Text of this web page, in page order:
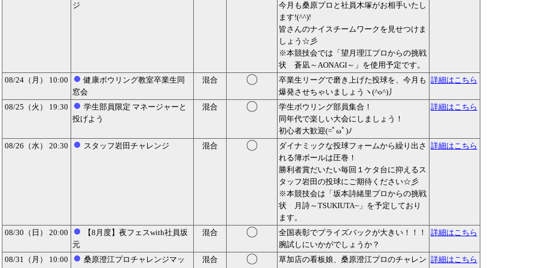
ジ
今月も桑原プロと社員木塚がお相手いたし
ます!(^^)!
皆さんのナイスチームワークを見せつけま
しょう☆彡
※本競技会では「望月理江プロからの挑戦
状 蒼凪～AONAGI～」を使用予定です。
08/24（月） 10:00
健康ボウリング教室卒業生同
窓会
混合 〇
卒業生リーグで磨き上げた投球を、今月も
爆発させちゃいましょうヽ(^o^)丿
詳細はこちら
08/25（火） 19:30
学生部員限定 マネージャーと
投げよう
混合 〇
学生ボウリング部員集合！
同年代で楽しい大会にしましょう！
初心者大歓迎(=ﾟωﾟ)ﾉ
詳細はこちら
08/26（水） 20:30 スタッフ岩田チャレンジ 混合 〇
ダイナミックな投球フォームから繰り出さ
れる簿ボールは圧巻！
勝利者賞だいたい毎回１ケタ台に抑えるス
タッフ岩田の投球にご期待ください☆彡
※本競技会は「坂本詩緒里プロからの挑戦
状 月詩～TSUKIUTA~」を予定しており
ます。
詳細はこちら
08/30（日） 20:00
【8月度】夜フェスwith社員坂
元
混合 〇
全国表彰でプライズバックが大きい！！！
腕試しにいかがでしょうか？
詳細はこちら
08/31（月） 10:00
桑原澄江プロチャレンジマッ
混合 〇
草加店の看板娘、桑原澄江プロのチャレン 詳細はこちら